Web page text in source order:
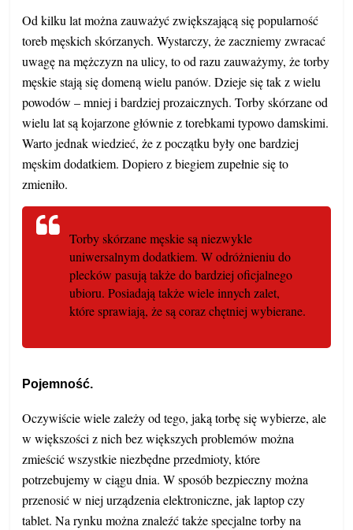
poradniki
na
każdy
temat
Od kilku lat można zauważyć zwiększającą się popularność
toreb męskich skórzanych. Wystarczy, że zaczniemy zwracać
uwagę na mężczyzn na ulicy, to od razu zauważymy, że torby
męskie stają się domeną wielu panów. Dzieje się tak z wielu
powodów – mniej i bardziej prozaicznych. Torby skórzane od
wielu lat są kojarzone głównie z torebkami typowo damskimi.
Warto jednak wiedzieć, że z początku były one bardziej
męskim dodatkiem. Dopiero z biegiem zupełnie się to
zmieniło.
Torby skórzane męskie są niezwykle
uniwersalnym dodatkiem. W odróżnieniu do
plecków pasują także do bardziej oficjalnego
ubioru. Posiadają także wiele innych zalet,
które sprawiają, że są coraz chętniej wybierane.
Pojemność.
Oczywiście wiele zależy od tego, jaką torbę się wybierze, ale
w większości z nich bez większych problemów można
zmieścić wszystkie niezbędne przedmioty, które
potrzebujemy w ciągu dnia. W sposób bezpieczny można
przenosić w niej urządzenia elektroniczne, jak laptop czy
tablet. Na rynku można znaleźć także specjalne torby na